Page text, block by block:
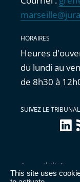
This site uses
HORAIRES
Heures
du lundi au
de 8h30 à
SUIVEZ LE
Accessibilité :
légales